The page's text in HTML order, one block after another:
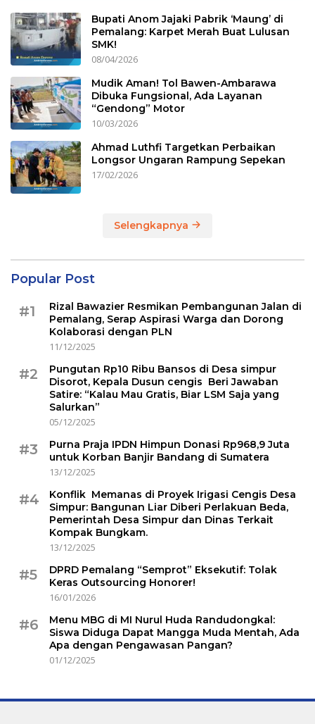
Bupati Anom Jajaki Pabrik ‘Maung’ di
Pemalang: Karpet Merah Buat Lulusan
SMK!
08/04/2026
Mudik Aman! Tol Bawen-Ambarawa
Dibuka Fungsional, Ada Layanan
“Gendong” Motor
10/03/2026
Ahmad Luthfi Targetkan Perbaikan
Longsor Ungaran Rampung Sepekan
17/02/2026
Selengkapnya
Popular Post
#1
Rizal Bawazier Resmikan Pembangunan Jalan di
Pemalang, Serap Aspirasi Warga dan Dorong
Kolaborasi dengan PLN
11/12/2025
#2
Pungutan Rp10 Ribu Bansos di Desa simpur
Disorot, Kepala Dusun cengis Beri Jawaban
Satire: “Kalau Mau Gratis, Biar LSM Saja yang
Salurkan”
05/12/2025
#3
Purna Praja IPDN Himpun Donasi Rp968,9 Juta
untuk Korban Banjir Bandang di Sumatera
13/12/2025
#4
Konflik Memanas di Proyek Irigasi Cengis Desa
Simpur: Bangunan Liar Diberi Perlakuan Beda,
Pemerintah Desa Simpur dan Dinas Terkait
Kompak Bungkam.
13/12/2025
#5
DPRD Pemalang “Semprot” Eksekutif: Tolak
Keras Outsourcing Honorer!
16/01/2026
#6
Menu MBG di MI Nurul Huda Randudongkal:
Siswa Diduga Dapat Mangga Muda Mentah, Ada
Apa dengan Pengawasan Pangan?
01/12/2025